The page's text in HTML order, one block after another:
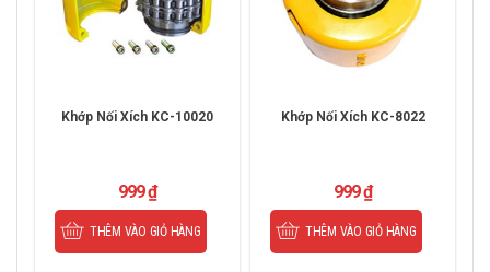
Khớp Nối Xích KC-10020
999₫
THÊM VÀO GIỎ HÀNG
Khớp Nối Xích KC-8022
999₫
THÊM VÀO GIỎ HÀNG